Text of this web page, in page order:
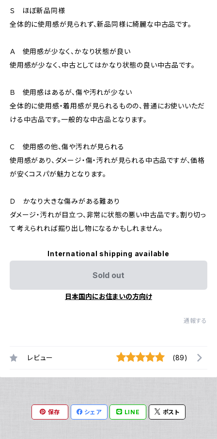
Ｓ ほぼ新品同様
全体的に使用感が見られず、新品同様に綺麗な中古品です。
Ａ 使用感が少なく、かなり状態が良い
使用感が少なく、中古としてはかなり状態の良い中古品です。
Ｂ 使用感はあるが、傷や汚れが少ない
全体的に使用感・着用感が見られるものの、普通にお使いいただ
ける中古品です。一般的な中古品となります。
Ｃ 使用感の他、傷や汚れが見られる
使用感があり、ダメージ・傷・汚れが見られる中古品ですが、価格
が安くコスパが魅力となります。
Ｄ かなり大きな傷みがある難あり
ダメージ・汚れが目立つ、非常に状態の悪い中古品です。割り切っ
て考えられれば掘り出し物になるかもしれません。
International shipping available
Sold out
日本国内にお住まいの方向け
通報する
レビュー (89)
保存 シェア LINE ポスト